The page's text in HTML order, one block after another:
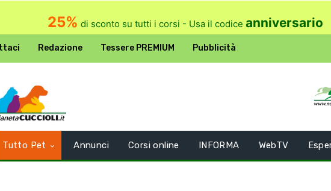
25% di sconto su tutti i corsi - Usa il codice anniversario
Redazione Tessere PREMIUM Pubblicità
Tutto Pet Annunci Corsi online INFORMA WebTV